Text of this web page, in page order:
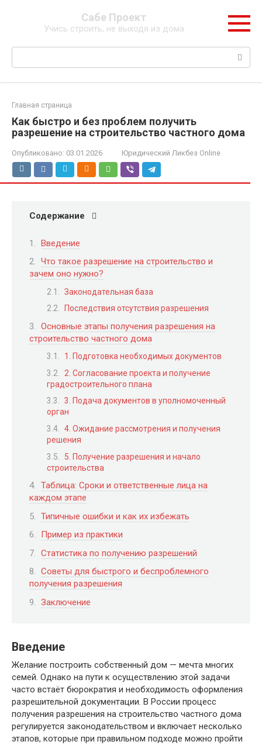
Сабе Проект
Учись строить, не выходя из дома
Поиск:
Главная страница
Как быстро и без проблем получить
разрешение на строительство частного дома
Опубликовано: 03.01.2026 Юридический Ликбез Online
Содержание
Введение
Что такое разрешение на строительство и
зачем оно нужно?
Законодательная база
Последствия отсутствия разрешения
Основные этапы получения разрешения на
строительство частного дома
1. Подготовка необходимых документов
2. Согласование проекта и получение
градостроительного плана
3. Подача документов в уполномоченный
орган
4. Ожидание рассмотрения и получения
решения
5. Получение разрешения и начало
строительства
Таблица: Сроки и ответственные лица на
каждом этапе
Типичные ошибки и как их избежать
Пример из практики
Статистика по получению разрешений
Советы для быстрого и беспроблемного
получения разрешения
Заключение
Введение
Желание построить собственный дом — мечта многих
семей. Однако на пути к осуществлению этой задачи
часто встаёт бюрократия и необходимость оформления
разрешительной документации. В России процесс
получения разрешения на строительство частного дома
регулируется законодательством и включает несколько
этапов, которые при правильном подходе можно пройти